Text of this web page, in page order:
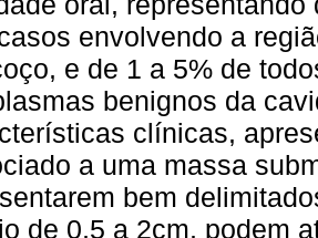
envolvendo a
e de 1 a 5% de
benignos da
clínicas,
a uma massa
bem
de 0,5 a 2cm, podem